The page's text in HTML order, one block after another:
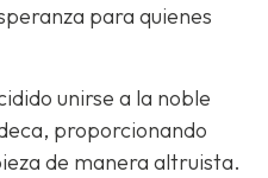
para quienes
unirse a la noble
proporcionando
de manera altruista.